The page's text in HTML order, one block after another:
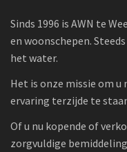
Sinds 1996 is AWN te
en woonschepen.
het water.
Het is onze missie om
ervaring terzijde te
Of u nu kopende of
zorgvuldige